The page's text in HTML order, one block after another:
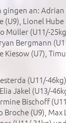
an: Adrian
(U9), Lionel Hube
Müller (U11/-
Bergmann
Kiesow (U7),
(U11/-
Jäkel (U13/-
Bischoff
Broche (U9), Max